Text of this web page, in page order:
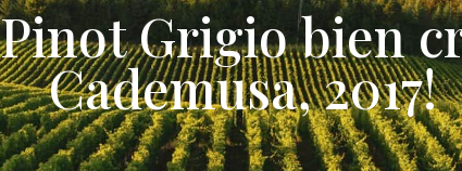
Grigio bien
Cademusa, 2017!